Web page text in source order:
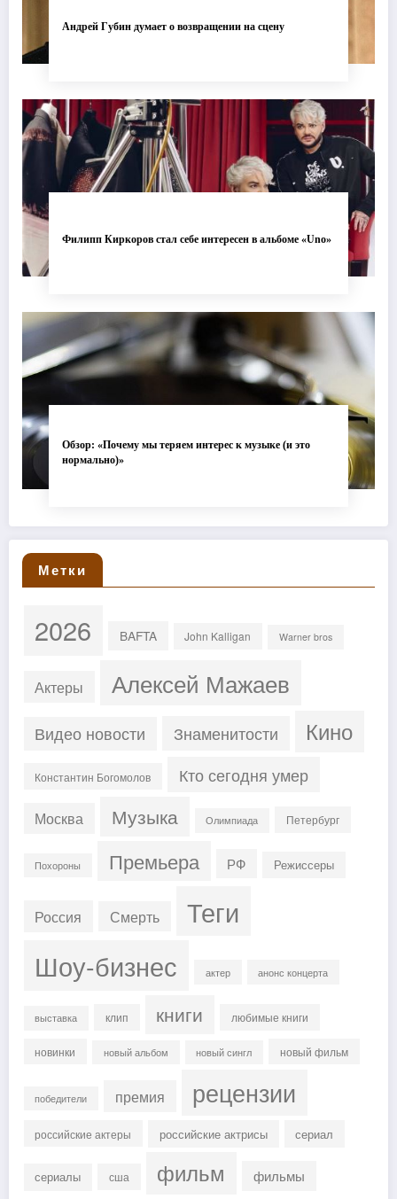
Андрей Губин думает о возвращении на сцену
Филипп Киркоров стал себе интересен в альбоме «Uno»
Обзор: «Почему мы теряем интерес к музыке (и это
нормально)»
Метки
2026 BAFTA John Kalligan Warner bros
Актеры Алексей Мажаев
Видео новости Знаменитости Кино
Константин Богомолов Кто сегодня умер
Москва Музыка Олимпиада Петербург
Похороны Премьера РФ Режиссеры
Россия Смерть Теги
Шоу-бизнес актер анонс концерта
выставка клип книги любимые книги
новинки новый альбом новый сингл новый фильм
победители премия рецензии
российские актеры российские актрисы сериал
сериалы сша фильм фильмы